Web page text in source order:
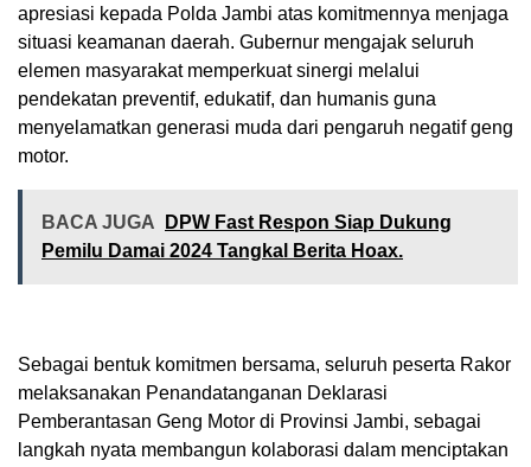
apresiasi kepada Polda Jambi atas komitmennya menjaga
situasi keamanan daerah. Gubernur mengajak seluruh
elemen masyarakat memperkuat sinergi melalui
pendekatan preventif, edukatif, dan humanis guna
menyelamatkan generasi muda dari pengaruh negatif geng
motor.
BACA JUGA
DPW Fast Respon Siap Dukung
Pemilu Damai 2024 Tangkal Berita Hoax.
Sebagai bentuk komitmen bersama, seluruh peserta Rakor
melaksanakan Penandatanganan Deklarasi
Pemberantasan Geng Motor di Provinsi Jambi, sebagai
langkah nyata membangun kolaborasi dalam menciptakan